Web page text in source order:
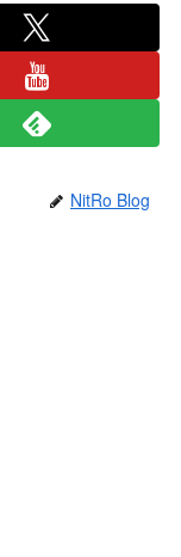
NitRo Blog